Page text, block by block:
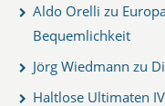
Aldo Orelli zu
Bequemlichkeit
Jörg Wiedmann zu
Haltlose Ultimaten